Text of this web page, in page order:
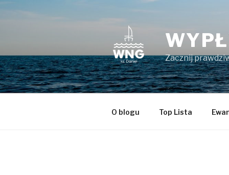
Zacznij
O blogu Top Lista